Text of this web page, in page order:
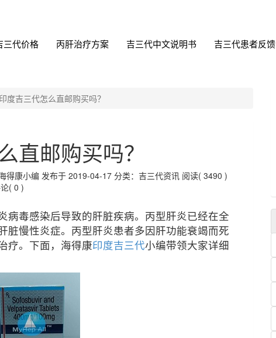
三代价格 丙肝治疗方案 吉三代中文说明书 吉三代患者反馈
印度吉三代怎么直邮购买吗？
直邮购买吗？
得康小编 发布于 2019-04-17 分类：吉三代资讯 阅读( 3490 )
( 0 )
病毒感染后导致的肝脏疾病。丙型肝炎已经在全
脏慢性炎症。丙型肝炎患者多因肝功能衰竭而死
疗。下面，海得康印度吉三代小编带领大家详细